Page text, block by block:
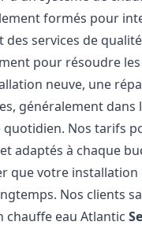
formés pour
des services de
pour résoudre
neuve, une
généralement dans
Nos tarifs
adaptés à chaque
que votre
Nos clients
chauffe eau Atlantic